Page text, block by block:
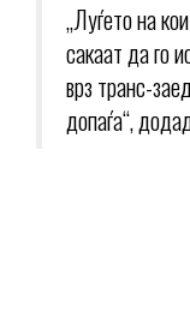
„Луѓето на
сакаат да го
врз транс-
допаѓа“,